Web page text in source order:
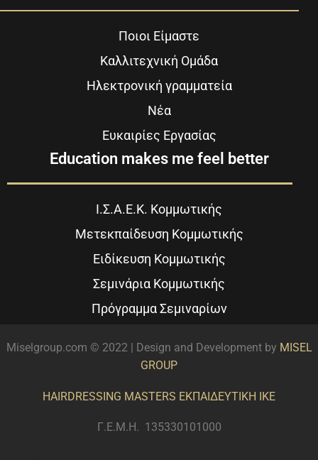
Ποιοι Είμαστε
Καλλιτεχνική Ομάδα
Ηλεκτρονική γραμματεία
Νέα
Ευκαιρίες Εργασίας
Education makes me feel better
Ι.Σ.Α.Ε.Κ. Κομμωτικής
Μετεκπαίδευση Κομμωτικής
Ειδίκευση Κομμωτικής
Σεμινάρια Κομμωτικής
Πρόγραμμα Σεμιναρίων
Miselgroup.com © 2022 | Design and Development by MISEL
GROUP
HAIRDRESSING MASTERS ΕΚΠΑΙΔΕΥΤΙΚΗ ΙΚΕ
Γ.Ε.Μ.Η. 135330101000